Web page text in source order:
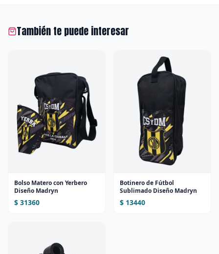
También te puede interesar
Bolso Matero con Yerbero
Diseño Madryn
$ 31360
Botinero de Fútbol
Sublimado Diseño Madryn
$ 13440